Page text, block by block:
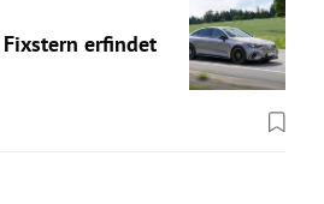
Fixstern erfindet